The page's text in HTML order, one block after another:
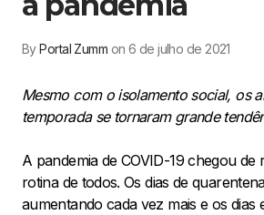
ByPortal Zumm on 6 de julho de 2021
Mesmo com o isolamento social, os
temporada se tornaram grande
A pandemia de COVID-19 chegou de
rotina de todos. Os dias de
aumentando cada vez mais e os dias